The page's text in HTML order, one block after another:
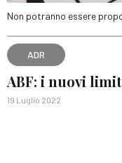
Non potranno essere
ADR
ABF: i nuovi
19 Luglio 2022